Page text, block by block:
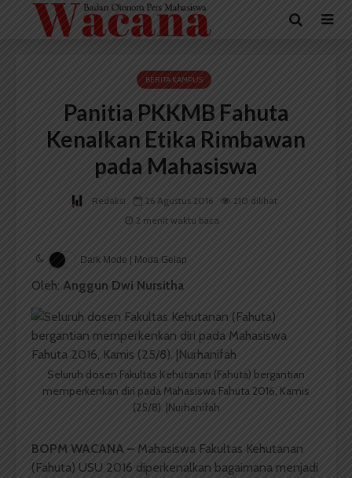
BERITA KAMPUS
Panitia PKKMB Fahuta
Kenalkan Etika Rimbawan
pada Mahasiswa
Redaksi 26 Agustus 2016
210 dilihat
2 menit waktu baca
Dark Mode | Moda Gelap
Oleh: Anggun Dwi Nursitha
Seluruh dosen Fakultas Kehutanan (Fahuta) bergantian
memperkenkan diri pada Mahasiswa Fahuta 2016, Kamis
(25/8). |Nurhanifah
BOPM WACANA – Mahasiswa Fakultas Kehutanan
(Fahuta) USU 2016 diperkenalkan bagaimana menjadi